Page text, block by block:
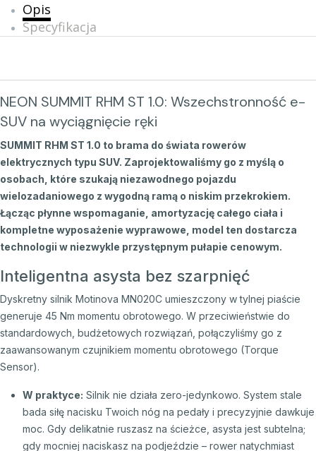
Opis
Specyfikacja
NEON SUMMIT RHM ST 1.0: Wszechstronność e-
SUV na wyciągnięcie ręki
SUMMIT RHM ST 1.0 to brama do świata rowerów
elektrycznych typu SUV. Zaprojektowaliśmy go z myślą o
osobach, które szukają niezawodnego pojazdu
wielozadaniowego z wygodną ramą o niskim przekrokiem.
Łącząc płynne wspomaganie, amortyzację całego ciała i
kompletne wyposażenie wyprawowe, model ten dostarcza
technologii w niezwykle przystępnym pułapie cenowym.
Inteligentna asysta bez szarpnięć
Dyskretny silnik Motinova MN020C umieszczony w tylnej piaście
generuje 45 Nm momentu obrotowego. W przeciwieństwie do
standardowych, budżetowych rozwiązań, połączyliśmy go z
zaawansowanym czujnikiem momentu obrotowego (Torque
Sensor).
W praktyce: Silnik nie działa zero-jedynkowo. System stale
bada siłę nacisku Twoich nóg na pedały i precyzyjnie dawkuje
moc. Gdy delikatnie ruszasz na ścieżce, asysta jest subtelna;
gdy mocniej naciskasz na podjeździe – rower natychmiast